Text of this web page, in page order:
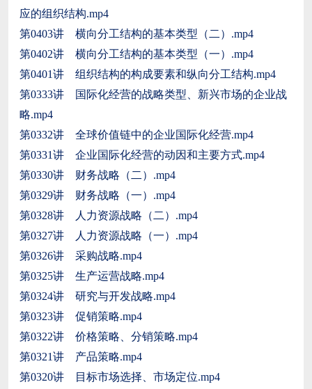
应的组织结构.mp4
第0403讲 横向分工结构的基本类型（二）.mp4
第0402讲 横向分工结构的基本类型（一）.mp4
第0401讲 组织结构的构成要素和纵向分工结构.mp4
第0333讲 国际化经营的战略类型、新兴市场的企业战
略.mp4
第0332讲 全球价值链中的企业国际化经营.mp4
第0331讲 企业国际化经营的动因和主要方式.mp4
第0330讲 财务战略（二）.mp4
第0329讲 财务战略（一）.mp4
第0328讲 人力资源战略（二）.mp4
第0327讲 人力资源战略（一）.mp4
第0326讲 采购战略.mp4
第0325讲 生产运营战略.mp4
第0324讲 研究与开发战略.mp4
第0323讲 促销策略.mp4
第0322讲 价格策略、分销策略.mp4
第0321讲 产品策略.mp4
第0320讲 目标市场选择、市场定位.mp4